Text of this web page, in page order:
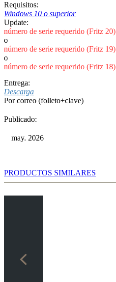
Requisitos:
Windows 10 o superior
Update:
número de serie requerido (Fritz 20)
o
número de serie requerido (Fritz 19)
o
número de serie requerido (Fritz 18)
Entrega:
Descarga
Por correo (folleto+clave)
Publicado:
may. 2026
PRODUCTOS SIMILARES